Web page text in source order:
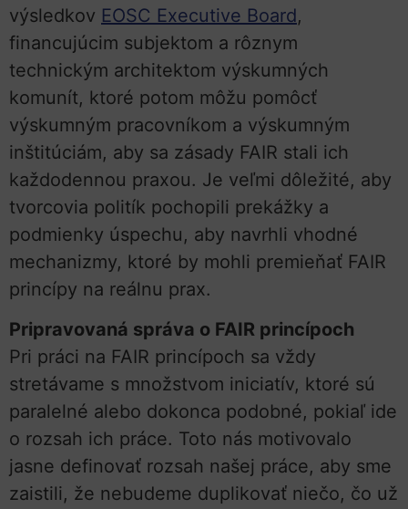
výsledkov EOSC Executive Board,
financujúcim subjektom a rôznym
technickým architektom výskumných
komunít, ktoré potom môžu pomôcť
výskumným pracovníkom a výskumným
inštitúciám, aby sa zásady FAIR stali ich
každodennou praxou. Je veľmi dôležité, aby
tvorcovia politík pochopili prekážky a
podmienky úspechu, aby navrhli vhodné
mechanizmy, ktoré by mohli premieňať FAIR
princípy na reálnu prax.
Pripravovaná správa o FAIR princípoch
Pri práci na FAIR princípoch sa vždy
stretávame s množstvom iniciatív, ktoré sú
paralelné alebo dokonca podobné, pokiaľ ide
o rozsah ich práce. Toto nás motivovalo
jasne definovať rozsah našej práce, aby sme
zaistili, že nebudeme duplikovať niečo, čo už